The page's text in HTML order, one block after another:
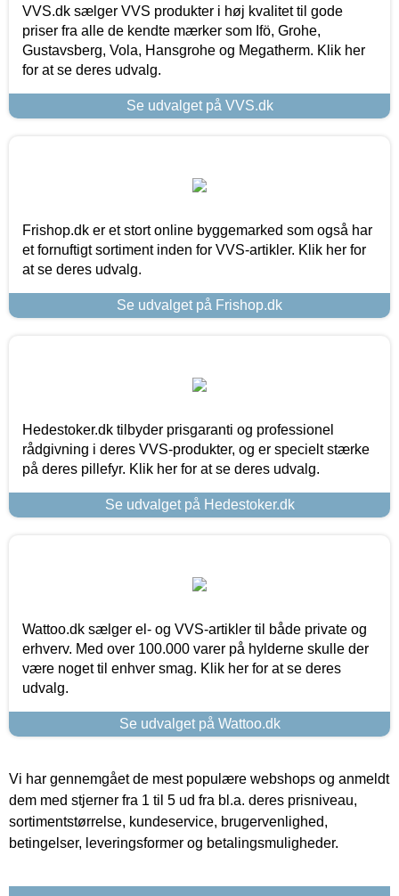
VVS.dk sælger VVS produkter i høj kvalitet til gode
priser fra alle de kendte mærker som Ifö, Grohe,
Gustavsberg, Vola, Hansgrohe og Megatherm. Klik her
for at se deres udvalg.
Se udvalget på VVS.dk
Frishop.dk er et stort online byggemarked som også har
et fornuftigt sortiment inden for VVS-artikler. Klik her for
at se deres udvalg.
Se udvalget på Frishop.dk
Hedestoker.dk tilbyder prisgaranti og professionel
rådgivning i deres VVS-produkter, og er specielt stærke
på deres pillefyr. Klik her for at se deres udvalg.
Se udvalget på Hedestoker.dk
Wattoo.dk sælger el- og VVS-artikler til både private og
erhverv. Med over 100.000 varer på hylderne skulle der
være noget til enhver smag. Klik her for at se deres
udvalg.
Se udvalget på Wattoo.dk
Vi har gennemgået de mest populære webshops og anmeldt
dem med stjerner fra 1 til 5 ud fra bl.a. deres prisniveau,
sortimentstørrelse, kundeservice, brugervenlighed,
betingelser, leveringsformer og betalingsmuligheder.